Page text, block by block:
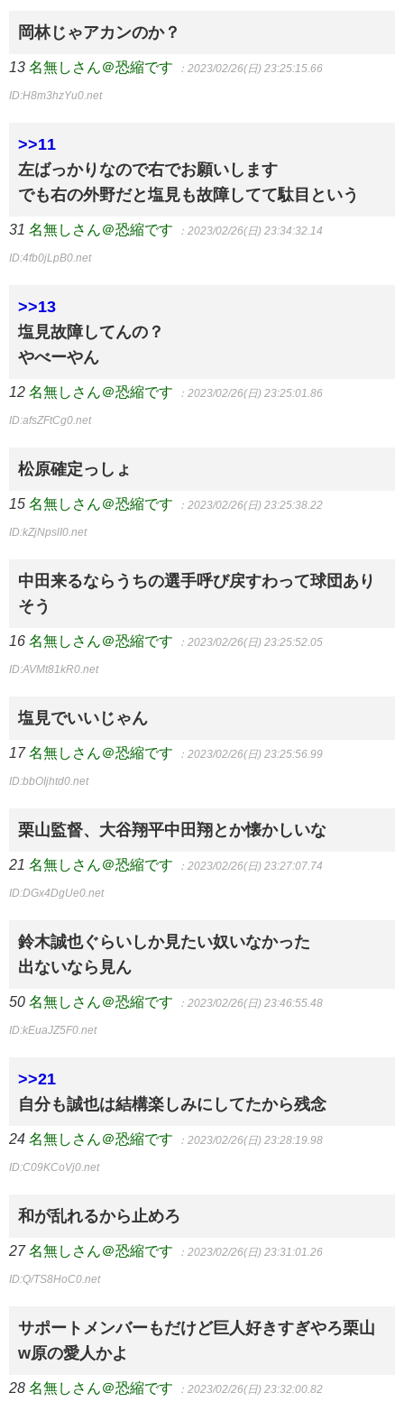
岡林じゃアカンのか？
13 名無しさん＠恐縮です ：2023/02/26(日) 23:25:15.66
ID:H8m3hzYu0.net
>>11
左ばっかりなので右でお願いします
でも右の外野だと塩見も故障してて駄目という
31 名無しさん＠恐縮です ：2023/02/26(日) 23:34:32.14
ID:4fb0jLpB0.net
>>13
塩見故障してんの？
やべーやん
12 名無しさん＠恐縮です ：2023/02/26(日) 23:25:01.86
ID:afsZFtCg0.net
松原確定っしょ
15 名無しさん＠恐縮です ：2023/02/26(日) 23:25:38.22
ID:kZjNpslI0.net
中田来るならうちの選手呼び戻すわって球団あり
そう
16 名無しさん＠恐縮です ：2023/02/26(日) 23:25:52.05
ID:AVMt81kR0.net
塩見でいいじゃん
17 名無しさん＠恐縮です ：2023/02/26(日) 23:25:56.99
ID:bbOIjhtd0.net
栗山監督、大谷翔平中田翔とか懐かしいな
21 名無しさん＠恐縮です ：2023/02/26(日) 23:27:07.74
ID:DGx4DgUe0.net
鈴木誠也ぐらいしか見たい奴いなかった
出ないなら見ん
50 名無しさん＠恐縮です ：2023/02/26(日) 23:46:55.48
ID:kEuaJZ5F0.net
>>21
自分も誠也は結構楽しみにしてたから残念
24 名無しさん＠恐縮です ：2023/02/26(日) 23:28:19.98
ID:C09KCoVj0.net
和が乱れるから止めろ
27 名無しさん＠恐縮です ：2023/02/26(日) 23:31:01.26
ID:Q/TS8HoC0.net
サポートメンバーもだけど巨人好きすぎやろ栗山
w原の愛人かよ
28 名無しさん＠恐縮です ：2023/02/26(日) 23:32:00.82